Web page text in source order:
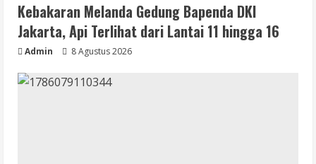
Kebakaran Melanda Gedung Bapenda DKI
Jakarta, Api Terlihat dari Lantai 11 hingga 16
Admin 8 Agustus 2026